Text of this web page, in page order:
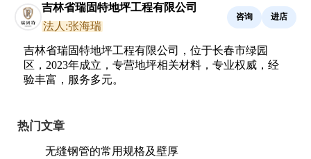
吉林省瑞固特地坪工程有限公司
法人:张海瑞
咨询 进店
吉林省瑞固特地坪工程有限公司，位于长春市绿园
区，2023年成立，专营地坪相关材料，专业权威，经
验丰富，服务多元。
热门文章
无缝钢管的常用规格及壁厚